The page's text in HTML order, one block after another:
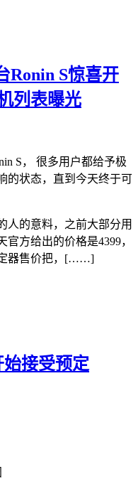
Ronin S惊喜开
列表曝光
S， 很多用户都给予极
的状态，直到今天终于可
人的意料，之前大部分用
方给出的价格是4399，
器售价把，[……]
接受预定